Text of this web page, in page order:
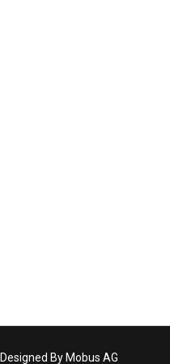
By Mobus AG